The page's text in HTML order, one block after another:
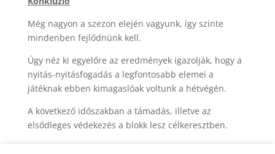
Még nagyon a szezon elején vagyunk, így szinte
mindenben fejlődnünk kell.
Úgy néz ki egyelőre az eredmények igazolják, hogy a
nyitás-nyitásfogadás a legfontosabb elemei a
játéknak ebben kimagaslóak voltunk a hétvégén.
A következő időszakban a támadás, illetve az
elsődleges védekezés a blokk lesz célkeresztben.